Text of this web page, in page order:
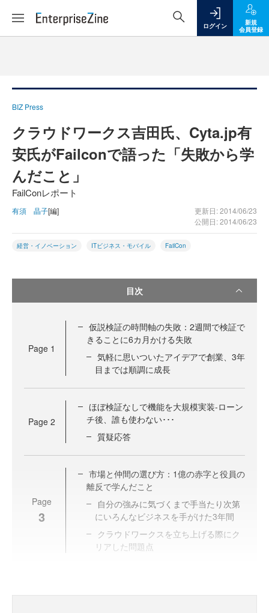
ログイン
新規
会員登録
BIZ Press
クラウドワークス吉田氏、Cyta.jp有
安氏がFailconで語った「失敗から学
んだこと」
FailConレポート
有須 晶子[編]
更新日: 2014/06/23
公開日: 2014/06/23
経営・イノベーション ITビジネス・モバイル FailCon
目次
Page 1
仮説検証の時間軸の失敗：2週間で検証で
きることに6カ月かける失敗
気軽に思いついたアイデアで創業、3年
目までは順調に成長
Page 2
ほぼ検証なしで機能を大規模実装-ローン
チ後、誰も使わない･･･
質疑応答
Page
3
市場と仲間の選び方：1億の赤字と役員の
離反で学んだこと
自分の強みに気づくまで手当たり次第
にいろんなビジネスを手がけた3年間
クラウドワークスを立ち上げる際にク
リアした問題点